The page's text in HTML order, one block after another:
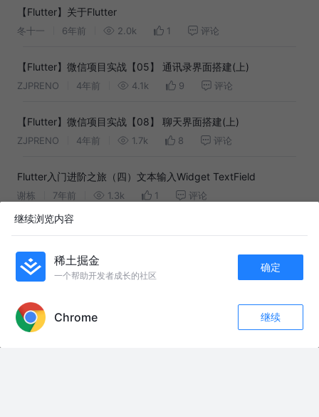
4
【Flutter】关于Flutter
冬十一 6年前 2.0k 1 评论
【Flutter】微信项目实战【05】 通讯录界面搭建(上)
ZJPRENO 4年前 4.1k 9 评论
【Flutter】微信项目实战【08】 聊天界面搭建(上)
ZJPRENO 4年前 1.7k 8 评论
Flutter入门进阶之旅（四）文本输入Widget TextField
谢栋 7年前 1.3k 1 评论
恋猫de小郭
陕西柞水遭遇泥石流，致1死2失联
谭嗣同慷慨赴义，用鲜血激励世人。 #武侠剧 #好剧推荐 #抖音二创激励计划
继续浏览内容
稀土掘金
一个帮助开发者成长的社区
确定
Chrome 继续